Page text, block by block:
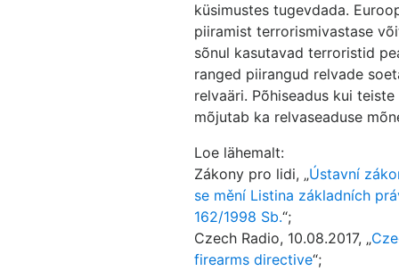
küsimustes tugevdada.
piiramist terrorismivastase
sõnul kasutavad terroristid
ranged piirangud relvade
relvaäri. Põhiseadus kui
mõjutab ka relvaseaduse
Loe lähemalt:
Zákony pro lidi, „Ústavní
se mění Listina základních
162/1998 Sb.“;
Czech Radio, 10.08.2017, „
firearms directive“;